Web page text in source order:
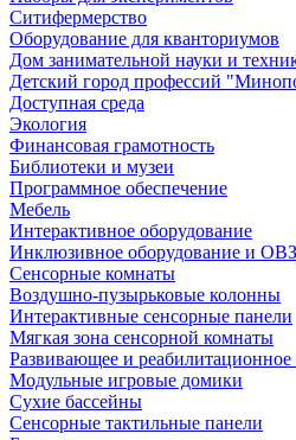
Ситифермерство
Оборудование для кванториумов
Дом занимательной науки и
Детский город профессий
Доступная среда
Экология
Финансовая грамотность
Библиотеки и музеи
Программное обеспечение
Мебель
Интерактивное оборудование
Инклюзивное оборудование и ОВЗ
Cенсорные комнаты
Воздушно-пузырьковые колонны
Интерактивные сенсорные панели
Мягкая зона сенсорной комнаты
Развивающее и реабилитационное
Модульные игровые домики
Сухие бассейны
Сенсорные тактильные панели